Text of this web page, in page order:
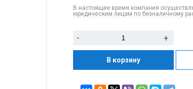
В настоящее время компания
юридическим лицам по безналичному
- +
В корзину